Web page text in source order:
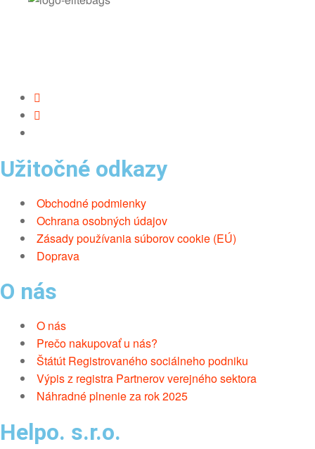
Užitočné odkazy
Obchodné podmienky
Ochrana osobných údajov
Zásady používania súborov cookie (EÚ)
Doprava
O nás
O nás
Prečo nakupovať u nás?
Štátút Registrovaného sociálneho podniku
Výpis z registra Partnerov verejného sektora
Náhradné plnenie za rok 2025
Helpo. s.r.o.